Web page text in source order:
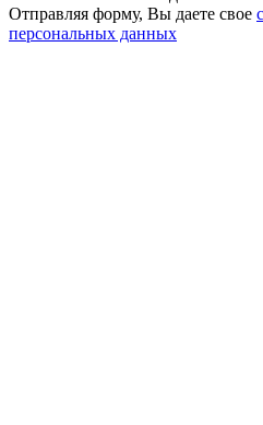
Отправляя форму, Вы даете свое
персональных данных